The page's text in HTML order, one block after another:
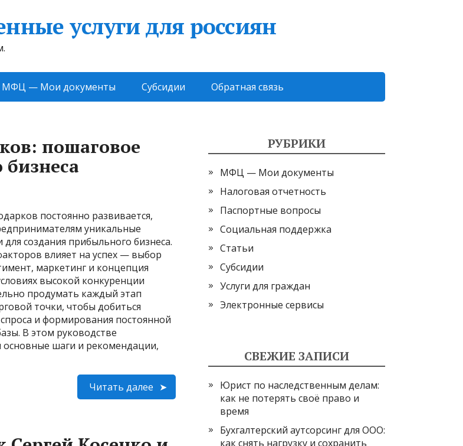
услуги для россиян
МФЦ — Мои документы Субсидии Обратная связь
пошаговое
постоянно развивается,
уникальные
создания прибыльного бизнеса.
влияет на успех — выбор
маркетинг и концепция
высокой конкуренции
продумать каждый этап
точки, чтобы добиться
и формирования постоянной
В этом руководстве
основные шаги и рекомендации,
Читать далее
РУБРИКИ
МФЦ — Мои документы
Налоговая отчетность
Паспортные вопросы
Социальная поддержка
Статьи
Субсидии
Услуги для граждан
Электронные сервисы
СВЕЖИЕ ЗАПИСИ
Юрист по наследственным делам:
как не потерять своё право и
время
Бухгалтерский аутсорсинг для ООО:
как снять нагрузку и сохранить